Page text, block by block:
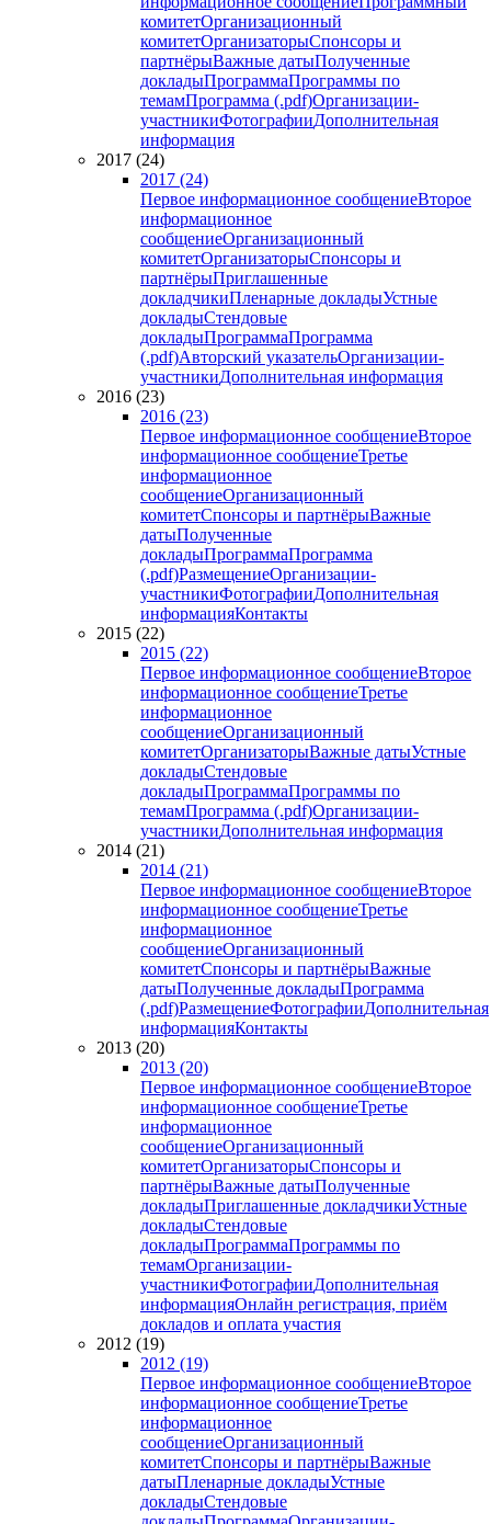
комитетОрганизационный
комитетОрганизаторыСпонсоры и
партнёрыВажные датыПолученные
докладыПрограммаПрограммы по
темамПрограмма (.pdf)Организации-
участникиФотографииДополнительная
информация
2017 (24)
2017 (24)
Первое информационное сообщениеВторое
информационное
сообщениеОрганизационный
комитетОрганизаторыСпонсоры и
партнёрыПриглашенные
докладчикиПленарные докладыУстные
докладыСтендовые
докладыПрограммаПрограмма
(.pdf)Авторский указательОрганизации-
участникиДополнительная информация
2016 (23)
2016 (23)
Первое информационное сообщениеВторое
информационное сообщениеТретье
информационное
сообщениеОрганизационный
комитетСпонсоры и партнёрыВажные
датыПолученные
докладыПрограммаПрограмма
(.pdf)РазмещениеОрганизации-
участникиФотографииДополнительная
информацияКонтакты
2015 (22)
2015 (22)
Первое информационное сообщениеВторое
информационное сообщениеТретье
информационное
сообщениеОрганизационный
комитетОрганизаторыВажные датыУстные
докладыСтендовые
докладыПрограммаПрограммы по
темамПрограмма (.pdf)Организации-
участникиДополнительная информация
2014 (21)
2014 (21)
Первое информационное сообщениеВторое
информационное сообщениеТретье
информационное
сообщениеОрганизационный
комитетСпонсоры и партнёрыВажные
датыПолученные докладыПрограмма
(.pdf)РазмещениеФотографииДополнительная
информацияКонтакты
2013 (20)
2013 (20)
Первое информационное сообщениеВторое
информационное сообщениеТретье
информационное
сообщениеОрганизационный
комитетОрганизаторыСпонсоры и
партнёрыВажные датыПолученные
докладыПриглашенные докладчикиУстные
докладыСтендовые
докладыПрограммаПрограммы по
темамОрганизации-
участникиФотографииДополнительная
информацияОнлайн регистрация, приём
докладов и оплата участия
2012 (19)
2012 (19)
Первое информационное сообщениеВторое
информационное сообщениеТретье
информационное
сообщениеОрганизационный
комитетСпонсоры и партнёрыВажные
датыПленарные докладыУстные
докладыСтендовые